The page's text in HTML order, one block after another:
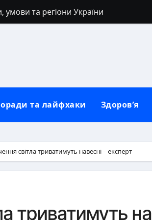
та регіони України
повний гайд від нуля до сильних рук
на природу зла в людині
повний практичний гайд
психіки і тіла
обличчя, регіональні відмінності та
та лайфхаки Здоров’я
світла триватимуть навесні – експерт
триватимуть